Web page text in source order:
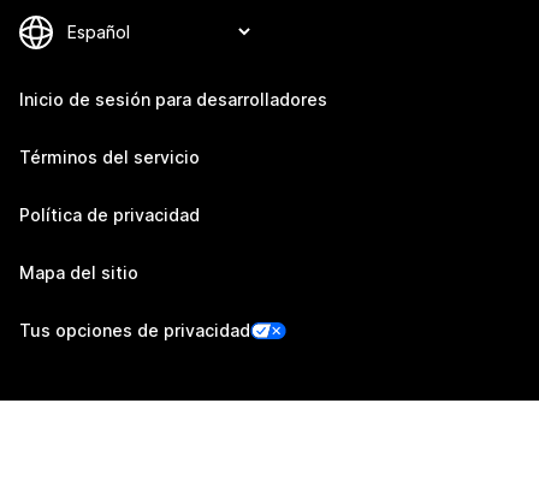
Inicio de sesión para desarrolladores
Términos del servicio
Política de privacidad
Mapa del sitio
Tus opciones de privacidad